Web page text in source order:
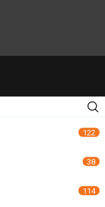
122
38
114